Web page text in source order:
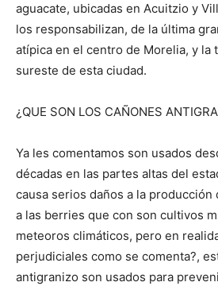
aguacate, ubicadas en Acuitzio y
los responsabilizan, de la última
atípica en el centro de Morelia, y la
sureste de esta ciudad.
¿QUE SON LOS CAÑONES
Ya les comentamos son usados
décadas en las partes altas del
causa serios daños a la producción
a las berries que con son cultivos
meteoros climáticos, pero en
perjudiciales como se comenta?,
antigranizo son usados para